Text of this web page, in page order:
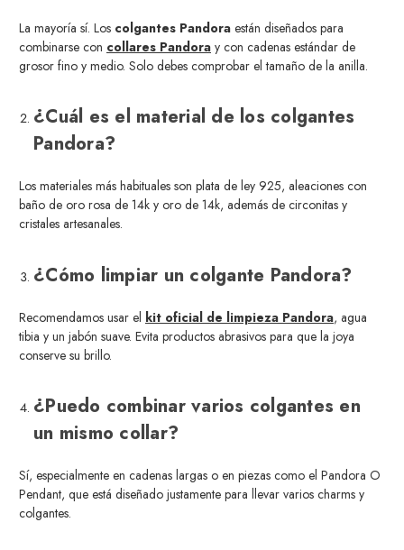
La mayoría sí. Los colgantes Pandora están diseñados para
combinarse con collares Pandora y con cadenas estándar de
grosor fino y medio. Solo debes comprobar el tamaño de la anilla.
¿Cuál es el material de los colgantes
Pandora?
Los materiales más habituales son plata de ley 925, aleaciones con
baño de oro rosa de 14k y oro de 14k, además de circonitas y
cristales artesanales.
¿Cómo limpiar un colgante Pandora?
Recomendamos usar el kit oficial de limpieza Pandora, agua
tibia y un jabón suave. Evita productos abrasivos para que la joya
conserve su brillo.
¿Puedo combinar varios colgantes en
un mismo collar?
Sí, especialmente en cadenas largas o en piezas como el Pandora O
Pendant, que está diseñado justamente para llevar varios charms y
colgantes.